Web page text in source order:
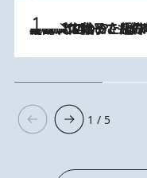
2026.8.5
【阿川佐和子さんの年とる力】なぜ70代で始めた趣味は“こんなに楽しい”のか？ ピアノ、俳句…スランプに陥っても続けられる“ある秘訣”とは
1 / 5